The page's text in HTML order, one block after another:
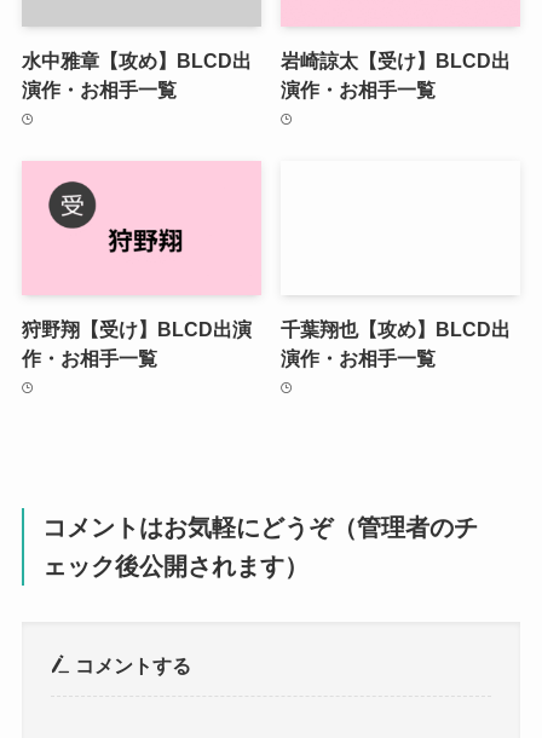
水中雅章【攻め】BLCD出
演作・お相手一覧
岩崎諒太【受け】BLCD出
演作・お相手一覧
狩野翔【受け】BLCD出演
作・お相手一覧
千葉翔也【攻め】BLCD出
演作・お相手一覧
コメントはお気軽にどうぞ（管理者のチ
ェック後公開されます）
コメントする